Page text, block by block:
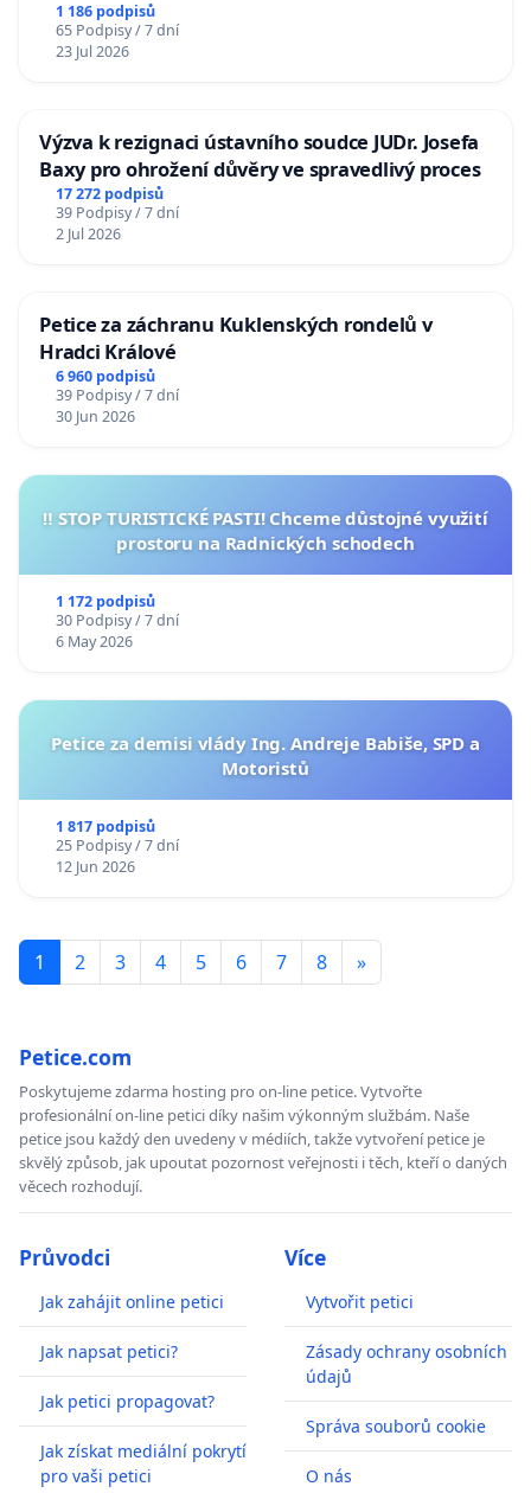
1 186 podpisů
65 Podpisy / 7 dní
23 Jul 2026
Výzva k rezignaci ústavního soudce JUDr. Josefa
Baxy pro ohrožení důvěry ve spravedlivý proces
17 272 podpisů
39 Podpisy / 7 dní
2 Jul 2026
Petice za záchranu Kuklenských rondelů v
Hradci Králové
6 960 podpisů
39 Podpisy / 7 dní
30 Jun 2026
‼️ STOP TURISTICKÉ PASTI! Chceme důstojné využití
prostoru na Radnických schodech
1 172 podpisů
30 Podpisy / 7 dní
6 May 2026
Petice za demisi vlády Ing. Andreje Babiše, SPD a
Motoristů
1 817 podpisů
25 Podpisy / 7 dní
12 Jun 2026
1 2 3 4 5 6 7 8 »
Petice.com
Poskytujeme zdarma hosting pro on-line petice. Vytvořte
profesionální on-line petici díky našim výkonným službám. Naše
petice jsou každý den uvedeny v médiích, takže vytvoření petice je
skvělý způsob, jak upoutat pozornost veřejnosti i těch, kteří o daných
věcech rozhodují.
Průvodci
Jak zahájit online petici
Jak napsat petici?
Jak petici propagovat?
Jak získat mediální pokrytí
pro vaši petici
Více
Vytvořit petici
Zásady ochrany osobních
údajů
Správa souborů cookie
O nás